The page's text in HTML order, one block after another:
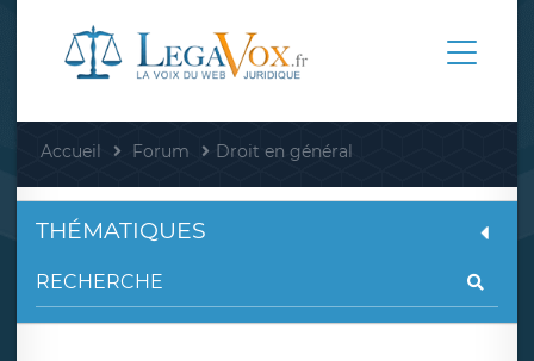
Accueil Forum Droit en général
THÉMATIQUES